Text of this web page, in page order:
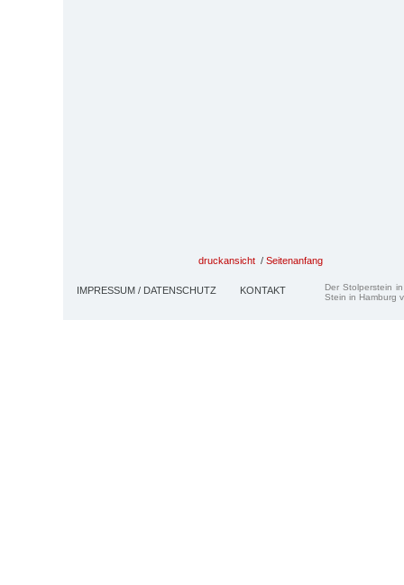
druckansicht / Seitenanfang
IMPRESSUM / DATENSCHUTZ KONTAKT
Der Stolperstein
Stein in Hamburg